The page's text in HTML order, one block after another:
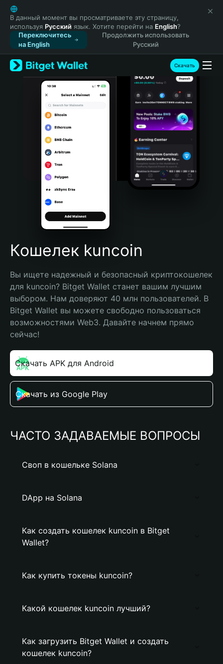
English
日本語
Tiếng Việt
Русский
Español (Latinoamérica)
Türkçe
Italiano
Português (Portugal)
Bahasa Indonesia
Português (Brasil)
Español (Argentina)
В данный момент вы просматриваете эту страницу,
используя Русский язык. Хотите перейти на English?
Переключитесь
на English
Продолжить использовать
Русский
Скачать
Кошелек kuncoin
Вы ищете надежный и безопасный криптокошелек
для kuncoin? Bitget Wallet станет вашим лучшим
выбором. Нам доверяют 40 млн пользователей. В
Bitget Wallet вы можете свободно пользоваться
возможностями Web3. Давайте начнем прямо
сейчас!
Скачать APK для Android
Скачать из Google Play
ЧАСТО ЗАДАВАЕМЫЕ ВОПРОСЫ
Своп в кошельке Solana
DApp на Solana
Как создать кошелек kuncoin в Bitget
Wallet?
Как купить токены kuncoin?
Какой кошелек kuncoin лучший?
Как загрузить Bitget Wallet и создать
кошелек kuncoin?